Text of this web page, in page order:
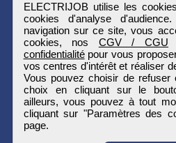
ELECTRIJOB utilise les
cookies d'analyse
navigation sur ce site, vous
cookies, nos CGV / CGU
confidentialitépour vous
vos centres d'intérêt et réaliser
Vous pouvez choisir de refuser
choix en cliquant sur le
ailleurs, vous pouvez à tout
cliquant sur "Paramètres des
page.